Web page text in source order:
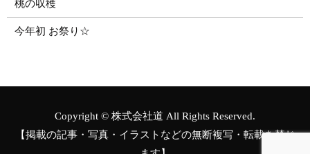
桃の収穫
今年初 お祭り☆
Copyright © 株式会社道 All Rights Reserved.
【掲載の記事・写真・イラストなどの無断複写・転載を禁じ